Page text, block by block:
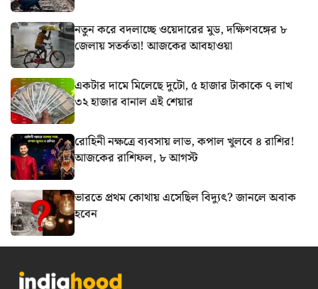
নতুন করে বদলাচ্ছে ওয়েদারের মুড, দক্ষিণবঙ্গের ৮
জেলায় সতর্কতা! আজকের আবহাওয়া
একটার দামে মিলেছে দুটো, ৫ হাজার টাকাকে ৭ লাখ
৩২ হাজার বানাল এই শেয়ার
রোহিনী নক্ষত্রে ব্যবসায় লাভ, কপাল খুলবে ৪ রাশির!
আজকের রাশিফল, ৮ আগস্ট
ভারতে প্রথম কোথায় এসেছিল বিদ্যুৎ? জানলে অবাক
হবেন